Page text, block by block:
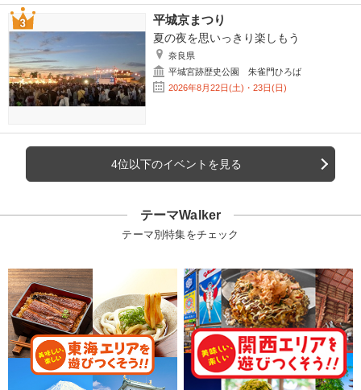
平城京まつり
夏の夜を思いっきり楽しもう
奈良県
平城宮跡歴史公園 朱雀門ひろば
2026年8月22日(土)・23日(日)
4位以下のイベントを見る
テーマWalker
テーマ別特集をチェック